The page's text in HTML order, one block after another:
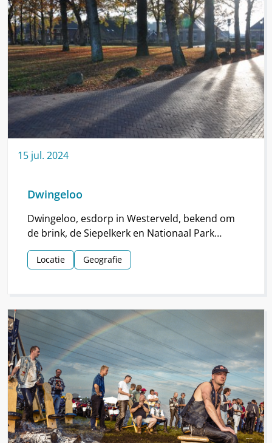
15 jul. 2024
Dwingeloo
Dwingeloo, esdorp in Westerveld, bekend om
de brink, de Siepelkerk en Nationaal Park
Dwingelderveld. Het dorp ontstond rond de
middeleeuwen.
Locatie Geografie